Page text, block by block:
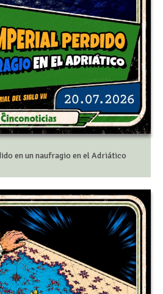
en un naufragio en el Adriático